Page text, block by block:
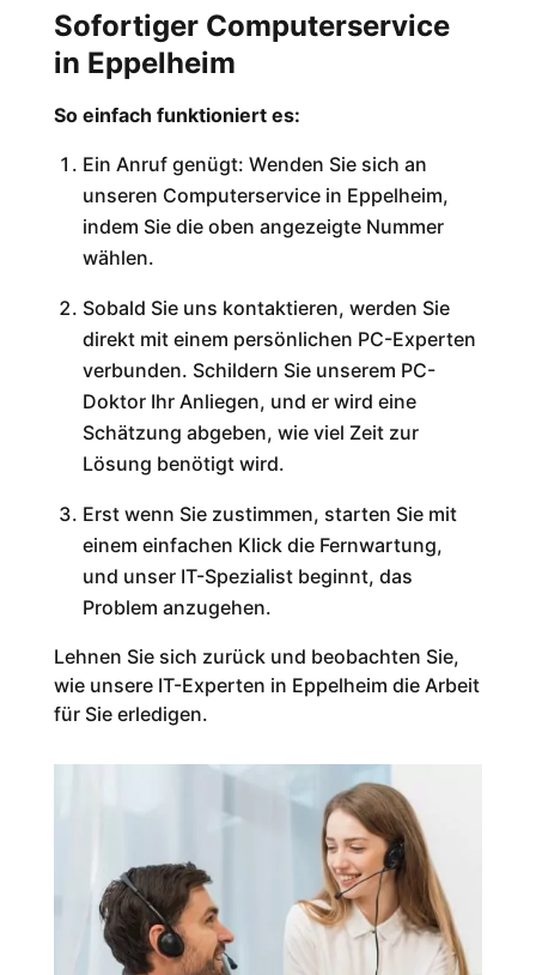
Sofortiger Computerservice
in Eppelheim
So einfach funktioniert es:
Ein Anruf genügt: Wenden Sie sich an
unseren Computerservice in Eppelheim,
indem Sie die oben angezeigte Nummer
wählen.
Sobald Sie uns kontaktieren, werden Sie
direkt mit einem persönlichen PC-Experten
verbunden. Schildern Sie unserem PC-
Doktor Ihr Anliegen, und er wird eine
Schätzung abgeben, wie viel Zeit zur
Lösung benötigt wird.
Erst wenn Sie zustimmen, starten Sie mit
einem einfachen Klick die Fernwartung,
und unser IT-Spezialist beginnt, das
Problem anzugehen.
Lehnen Sie sich zurück und beobachten Sie,
wie unsere IT-Experten in Eppelheim die Arbeit
für Sie erledigen.